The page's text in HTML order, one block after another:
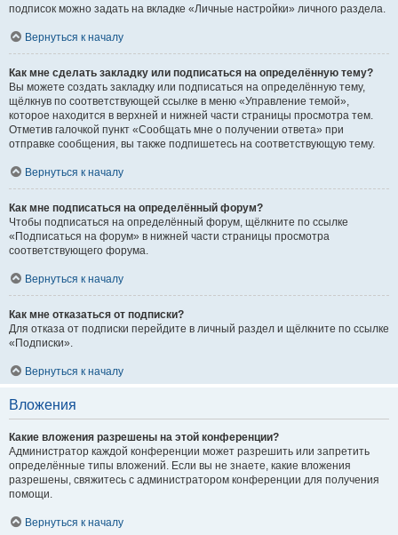
подписок можно задать на вкладке «Личные настройки» личного раздела.
Вернуться к началу
Как мне сделать закладку или подписаться на определённую тему?
Вы можете создать закладку или подписаться на определённую тему,
щёлкнув по соответствующей ссылке в меню «Управление темой»,
которое находится в верхней и нижней части страницы просмотра тем.
Отметив галочкой пункт «Сообщать мне о получении ответа» при
отправке сообщения, вы также подпишетесь на соответствующую тему.
Вернуться к началу
Как мне подписаться на определённый форум?
Чтобы подписаться на определённый форум, щёлкните по ссылке
«Подписаться на форум» в нижней части страницы просмотра
соответствующего форума.
Вернуться к началу
Как мне отказаться от подписки?
Для отказа от подписки перейдите в личный раздел и щёлкните по ссылке
«Подписки».
Вернуться к началу
Вложения
Какие вложения разрешены на этой конференции?
Администратор каждой конференции может разрешить или запретить
определённые типы вложений. Если вы не знаете, какие вложения
разрешены, свяжитесь с администратором конференции для получения
помощи.
Вернуться к началу